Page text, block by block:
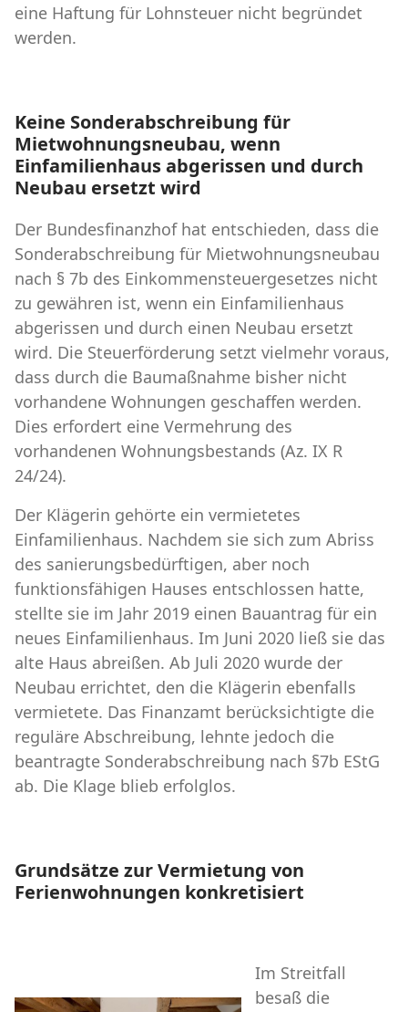
eine Haftung für Lohnsteuer nicht begründet
werden.
Keine Sonderabschreibung für
Mietwohnungsneubau, wenn
Einfamilienhaus abgerissen und durch
Neubau ersetzt wird
Der Bundesfinanzhof hat entschieden, dass die
Sonderabschreibung für Mietwohnungsneubau
nach § 7b des Einkommensteuergesetzes nicht
zu gewähren ist, wenn ein Einfamilienhaus
abgerissen und durch einen Neubau ersetzt
wird. Die Steuerförderung setzt vielmehr voraus,
dass durch die Baumaßnahme bisher nicht
vorhandene Wohnungen geschaffen werden.
Dies erfordert eine Vermehrung des
vorhandenen Wohnungsbestands (Az. IX R
24/24).
Der Klägerin gehörte ein vermietetes
Einfamilienhaus. Nachdem sie sich zum Abriss
des sanierungsbedürftigen, aber noch
funktionsfähigen Hauses entschlossen hatte,
stellte sie im Jahr 2019 einen Bauantrag für ein
neues Einfamilienhaus. Im Juni 2020 ließ sie das
alte Haus abreißen. Ab Juli 2020 wurde der
Neubau errichtet, den die Klägerin ebenfalls
vermietete. Das Finanzamt berücksichtigte die
reguläre Abschreibung, lehnte jedoch die
beantragte Sonderabschreibung nach §7b EStG
ab. Die Klage blieb erfolglos.
Grundsätze zur Vermietung von
Ferienwohnungen konkretisiert
Im Streitfall
besaß die